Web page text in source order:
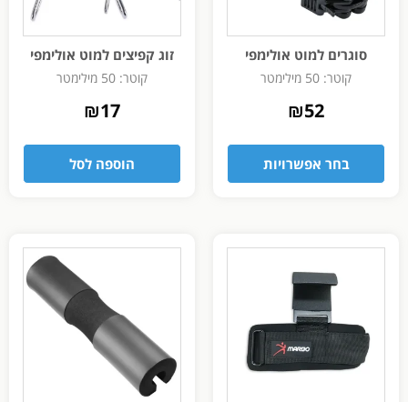
סוגרים למוט אולימפי
קוטר: 50 מילימטר
₪52
בחר אפשרויות
זוג קפיצים למוט אולימפי
קוטר: 50 מילימטר
₪17
הוספה לסל